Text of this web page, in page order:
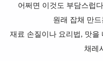
어쩌면 이것도 부담스럽
원래 잡채 만
재료 손질이나 요리법, 맛을
채레